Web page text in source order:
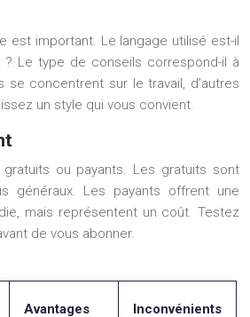
est important. Le langage utilisé est-il
Le type de conseils correspond-il à
se concentrent sur le travail, d’autres
un style qui vous convient.
ou payants. Les gratuits sont
généraux. Les payants offrent une
mais représentent un coût. Testez
de vous abonner.
Avantages Inconvénients